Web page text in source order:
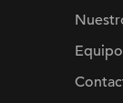
Equipo